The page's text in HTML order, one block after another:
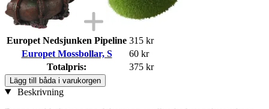
Europet Nedsjunken Pipeline 315 kr
Europet Mossbollar, S
60 kr
Totalpris:
375 kr
Lägg till båda i varukorgen
Beskrivning